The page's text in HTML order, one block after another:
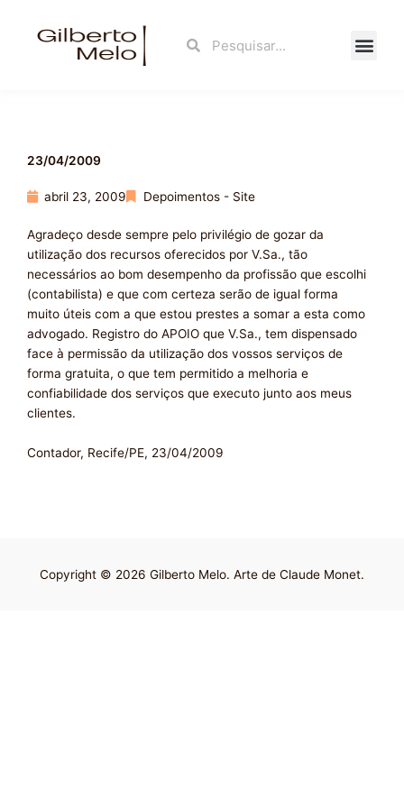
Search
23/04/2009
abril 23, 2009 Depoimentos - Site
Agradeço desde sempre pelo privilégio de gozar da
utilização dos recursos oferecidos por V.Sa., tão
necessários ao bom desempenho da profissão que escolhi
(contabilista) e que com certeza serão de igual forma
muito úteis com a que estou prestes a somar a esta como
advogado. Registro do APOIO que V.Sa., tem dispensado
face à permissão da utilização dos vossos serviços de
forma gratuita, o que tem permitido a melhoria e
confiabilidade dos serviços que executo junto aos meus
clientes.
Contador, Recife/PE, 23/04/2009
Copyright © 2026 Gilberto Melo. Arte de Claude Monet.